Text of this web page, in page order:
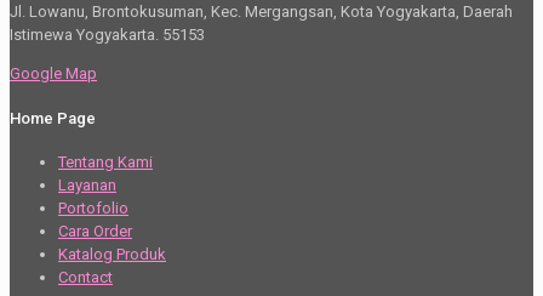
Jl. Lowanu, Brontokusuman, Kec. Mergangsan, Kota Yogyakarta, Daerah
Istimewa Yogyakarta. 55153
Google Map
Home Page
Tentang Kami
Layanan
Portofolio
Cara Order
Katalog Produk
Contact